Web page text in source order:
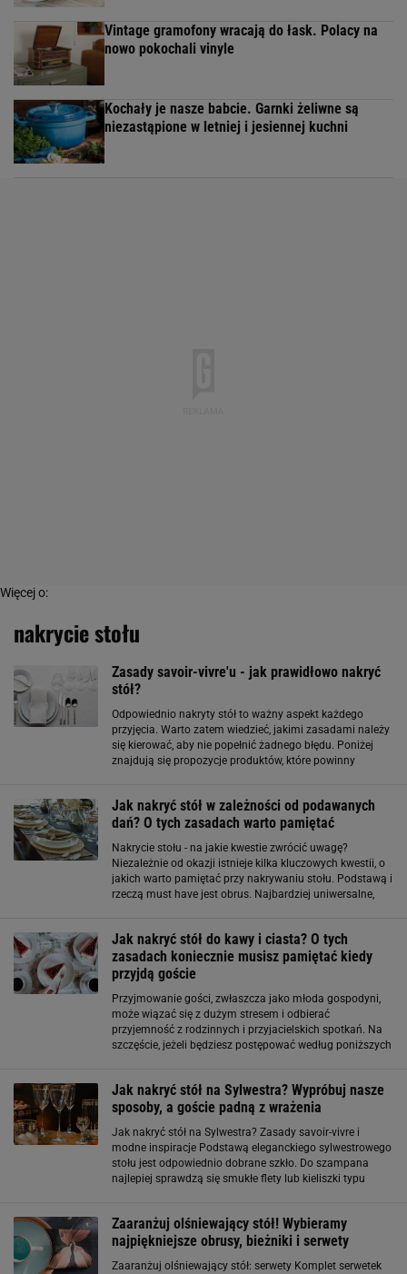
Vintage gramofony wracają do łask. Polacy na
nowo pokochali vinyle
Kochały je nasze babcie. Garnki żeliwne są
niezastąpione w letniej i jesiennej kuchni
Więcej o:
nakrycie stołu
Zasady savoir-vivre'u - jak prawidłowo nakryć
stół?
Odpowiednio nakryty stół to ważny aspekt każdego
przyjęcia. Warto zatem wiedzieć, jakimi zasadami należy
się kierować, aby nie popełnić żadnego błędu. Poniżej
znajdują się propozycje produktów, które powinny
Jak nakryć stół w zależności od podawanych
dań? O tych zasadach warto pamiętać
Nakrycie stołu - na jakie kwestie zwrócić uwagę?
Niezależnie od okazji istnieje kilka kluczowych kwestii, o
jakich warto pamiętać przy nakrywaniu stołu. Podstawą i
rzeczą must have jest obrus. Najbardziej uniwersalne,
Jak nakryć stół do kawy i ciasta? O tych
zasadach koniecznie musisz pamiętać kiedy
przyjdą goście
Przyjmowanie gości, zwłaszcza jako młoda gospodyni,
może wiązać się z dużym stresem i odbierać
przyjemność z rodzinnych i przyjacielskich spotkań. Na
szczęście, jeżeli będziesz postępować według poniższych
Jak nakryć stół na Sylwestra? Wypróbuj nasze
sposoby, a goście padną z wrażenia
Jak nakryć stół na Sylwestra? Zasady savoir-vivre i
modne inspiracje Podstawą eleganckiego sylwestrowego
stołu jest odpowiednio dobrane szkło. Do szampana
najlepiej sprawdzą się smukłe flety lub kieliszki typu
Zaaranżuj olśniewający stół! Wybieramy
najpiękniejsze obrusy, bieżniki i serwety
Zaaranżuj olśniewający stół: serwety Komplet serwetek